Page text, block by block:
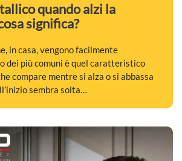
quando alzi la
significa?
in casa, vengono facilmente
dei più comuni è quel caratteristico
compare mentre si alza o si abbassa
sembra solta…